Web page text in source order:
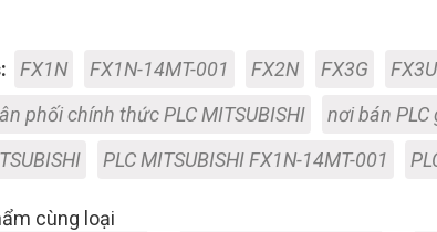
FX1N FX1N-14MT-001 FX2N FX3G FX3U
phối chính thức PLC MITSUBISHI
nơi bán PLC
PLC MITSUBISHI FX1N-14MT-001
cùng loại